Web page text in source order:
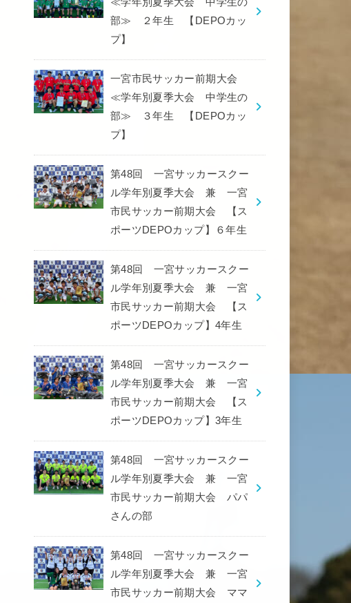
部≫ ２年生 【DEPOカッ
プ】
一宮市民サッカー前期大会
≪学年別夏季大会 中学生の
部≫ ３年生 【DEPOカッ
プ】
第48回 一宮サッカースクー
ル学年別夏季大会 兼 一宮
市民サッカー前期大会 【ス
ポーツDEPOカップ】６年生
第48回 一宮サッカースクー
ル学年別夏季大会 兼 一宮
市民サッカー前期大会 【ス
ポーツDEPOカップ】4年生
第48回 一宮サッカースクー
ル学年別夏季大会 兼 一宮
市民サッカー前期大会 【ス
ポーツDEPOカップ】3年生
第48回 一宮サッカースクー
ル学年別夏季大会 兼 一宮
市民サッカー前期大会 パパ
さんの部
第48回 一宮サッカースクー
ル学年別夏季大会 兼 一宮
市民サッカー前期大会 ママ